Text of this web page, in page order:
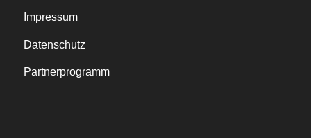
Impressum
Datenschutz
Partnerprogramm